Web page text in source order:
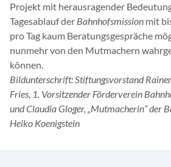
Projekt mit herausragender
Tagesablauf der Bahnhofsmission mit
pro Tag kaum Beratungsgespräche
nunmehr von den Mutmachern
können.
Bildunterschrift: Stiftungsvorstand
Fries, 1. Vorsitzender Förderverein
und Claudia Gloger, „Mutmacherin“ der
Heiko Koenigstein